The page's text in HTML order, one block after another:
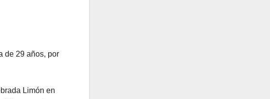
de 29 años, por
Limón en